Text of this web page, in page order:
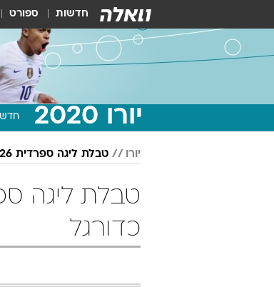
חדשות ספורט
יורו 2020
יורו טבלת ליגה ספרדית 2025/26
כדורגל